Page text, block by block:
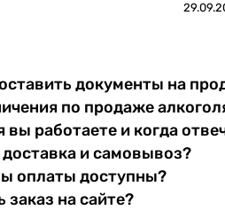
документы на
по продаже
вы работаете и когда
доставка и самовывоз?
оплаты доступны?
на сайте?